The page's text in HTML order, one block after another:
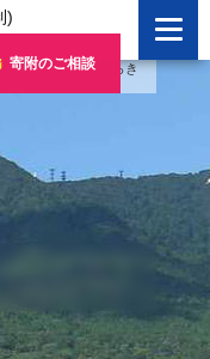
)
寄附のご相談
附対象事業>いばらき